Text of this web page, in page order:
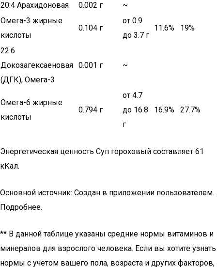
20:4 Арахидоновая
0.002 г
~
Омега-3 жирные
кислоты
0.104 г
от 0.9
до 3.7 г
11.6% 19%
22:6
Докозагексаеновая
(ДГК), Омега-3
0.001 г ~
Омега-6 жирные
кислоты
0.794 г
от 4.7
до 16.8
г
16.9% 27.7%
Энергетическая ценность Суп гороховый составляет 61
кКал.
Основной источник: Создан в приложении пользователем.
Подробнее.
** В данной таблице указаны средние нормы витаминов и
минералов для взрослого человека. Если вы хотите узнать
нормы с учетом вашего пола, возраста и других факторов,